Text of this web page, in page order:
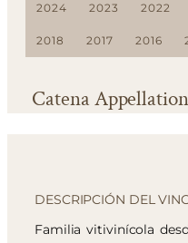
2024 2023 2022
2018 2017 2016
Catena
DESCRIPCIÓN DEL
Familia vitivinícola